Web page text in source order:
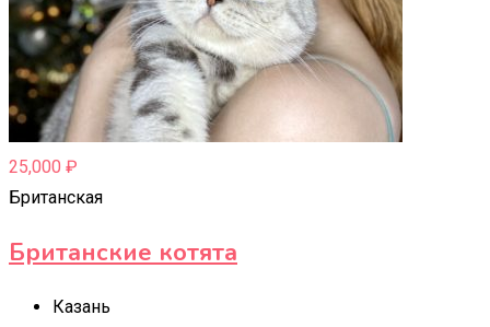
25,000 ₽
Британская
Британские котята
Казань